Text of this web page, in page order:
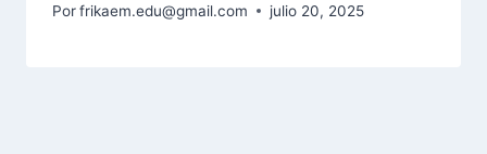
Porfrikaem.edu@gmail.com julio 20, 2025